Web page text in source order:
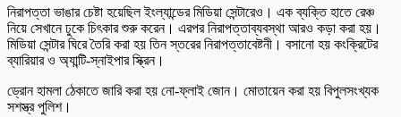
নিরাপত্তা ভাঙার চেষ্টা হয়েছিল ইংল্যান্ডের মিডিয়া সেন্টারেও। এক ব্যক্তি হাতে রেঞ্চ
নিয়ে সেখানে ঢুকে চিৎকার শুরু করেন। এরপর নিরাপত্তাব্যবস্থা আরও কড়া করা হয়।
মিডিয়া সেন্টার ঘিরে তৈরি করা হয় তিন স্তরের নিরাপত্তাবেষ্টনী। বসানো হয় কংক্রিটের
ব্যারিয়ার ও অ্যান্টি-স্নাইপার স্ক্রিন।
ড্রোন হামলা ঠেকাতে জারি করা হয় নো-ফ্লাই জোন। মোতায়েন করা হয় বিপুলসংখ্যক
সশস্ত্র পুলিশ।